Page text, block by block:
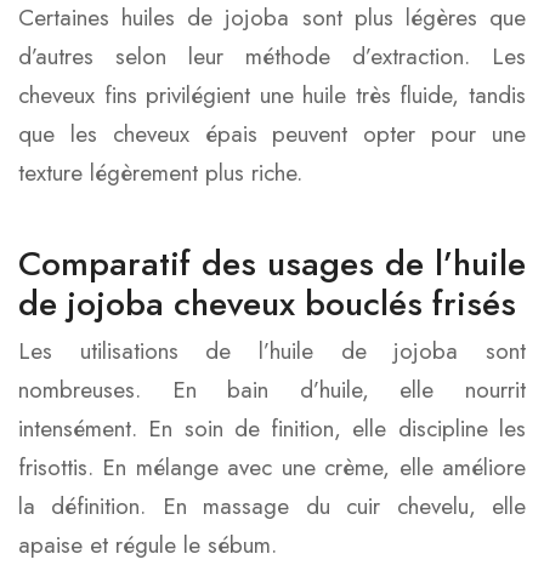
Certaines huiles de jojoba sont plus légères que
d’autres selon leur méthode d’extraction. Les
cheveux fins privilégient une huile très fluide, tandis
que les cheveux épais peuvent opter pour une
texture légèrement plus riche.
Comparatif des usages de l’huile
de jojoba cheveux bouclés frisés
Les utilisations de l’huile de jojoba sont
nombreuses. En bain d’huile, elle nourrit
intensément. En soin de finition, elle discipline les
frisottis. En mélange avec une crème, elle améliore
la définition. En massage du cuir chevelu, elle
apaise et régule le sébum.